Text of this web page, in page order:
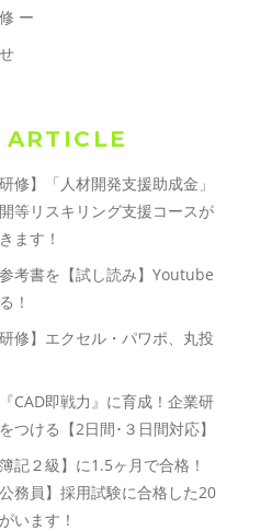
ー
ARTICLE
研修】「人材開発支援助成金」
等リスキリング支援コースが
ます！
考書を【試し読み】Youtube
！
研修】エクセル・パワポ、丸投
CAD即戦力』に育成！企業研
つける【2日間･３日間対応】
簿記２級】に1.5ヶ月で合格！
公務員】採用試験に合格した20
います！